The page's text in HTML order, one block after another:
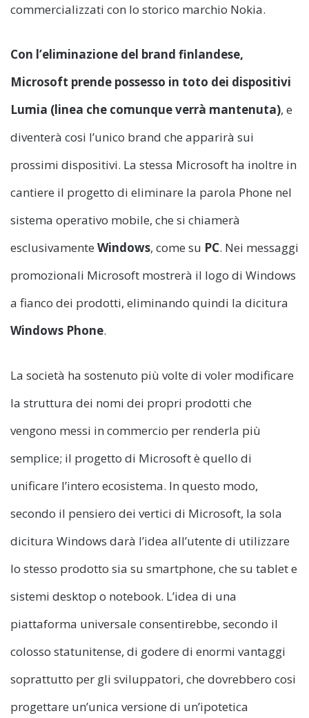
commercializzati con lo storico marchio Nokia.
Con l’eliminazione del brand finlandese,
Microsoft prende possesso in toto dei dispositivi
Lumia (linea che comunque verrà mantenuta), e
diventerà cosi l’unico brand che apparirà sui
prossimi dispositivi. La stessa Microsoft ha inoltre in
cantiere il progetto di eliminare la parola Phone nel
sistema operativo mobile, che si chiamerà
esclusivamente Windows, come su PC. Nei messaggi
promozionali Microsoft mostrerà il logo di Windows
a fianco dei prodotti, eliminando quindi la dicitura
Windows Phone.
La società ha sostenuto più volte di voler modificare
la struttura dei nomi dei propri prodotti che
vengono messi in commercio per renderla più
semplice; il progetto di Microsoft è quello di
unificare l’intero ecosistema. In questo modo,
secondo il pensiero dei vertici di Microsoft, la sola
dicitura Windows darà l’idea all’utente di utilizzare
lo stesso prodotto sia su smartphone, che su tablet e
sistemi desktop o notebook. L’idea di una
piattaforma universale consentirebbe, secondo il
colosso statunitense, di godere di enormi vantaggi
soprattutto per gli sviluppatori, che dovrebbero cosi
progettare un’unica versione di un’ipotetica